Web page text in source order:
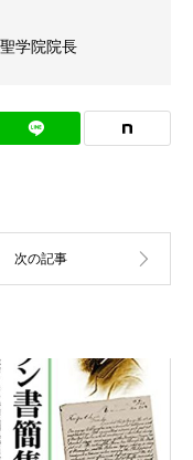
学院院長